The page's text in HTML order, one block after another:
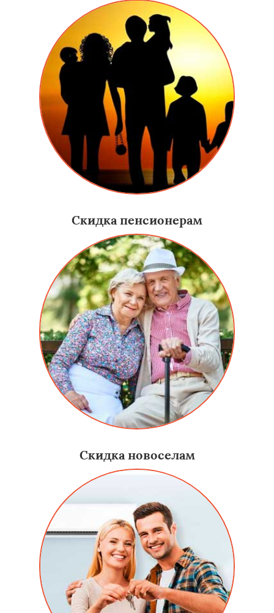
Скидка пенсионерам
Скидка новоселам